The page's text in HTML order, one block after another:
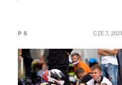
P S CZE 7, 2021
READ MORE